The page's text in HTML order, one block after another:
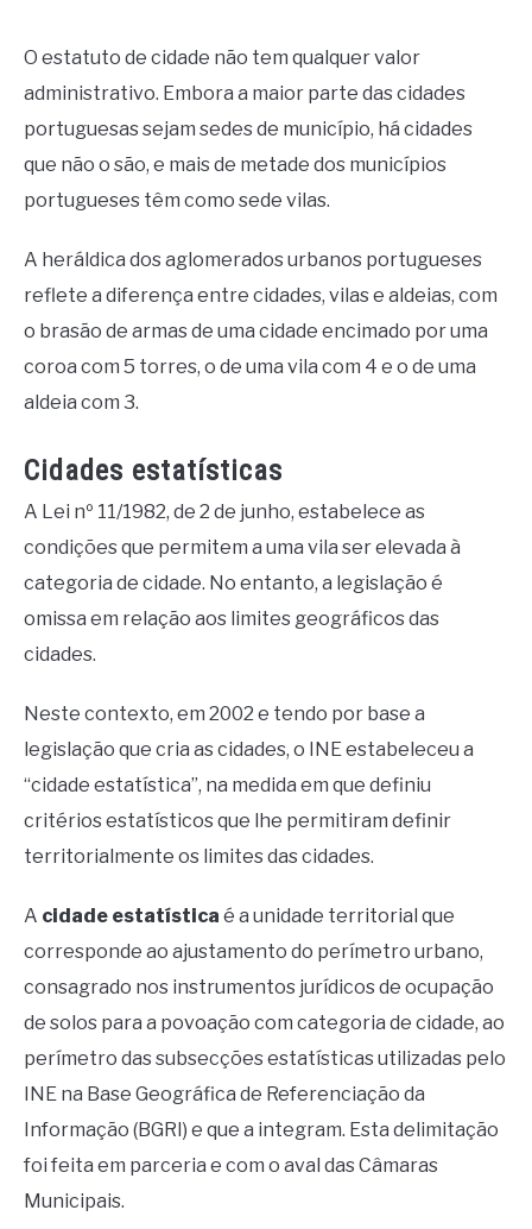
O estatuto de cidade não tem qualquer valor
administrativo. Embora a maior parte das cidades
portuguesas sejam sedes de município, há cidades
que não o são, e mais de metade dos municípios
portugueses têm como sede vilas.
A heráldica dos aglomerados urbanos portugueses
reflete a diferença entre cidades, vilas e aldeias, com
o brasão de armas de uma cidade encimado por uma
coroa com 5 torres, o de uma vila com 4 e o de uma
aldeia com 3.
Cidades estatísticas
A Lei nº 11/1982, de 2 de junho, estabelece as
condições que permitem a uma vila ser elevada à
categoria de cidade. No entanto, a legislação é
omissa em relação aos limites geográficos das
cidades.
Neste contexto, em 2002 e tendo por base a
legislação que cria as cidades, o INE estabeleceu a
“cidade estatística”, na medida em que definiu
critérios estatísticos que lhe permitiram definir
territorialmente os limites das cidades.
A cidade estatística é a unidade territorial que
corresponde ao ajustamento do perímetro urbano,
consagrado nos instrumentos jurídicos de ocupação
de solos para a povoação com categoria de cidade, ao
perímetro das subsecções estatísticas utilizadas pelo
INE na Base Geográfica de Referenciação da
Informação (BGRI) e que a integram. Esta delimitação
foi feita em parceria e com o aval das Câmaras
Municipais.